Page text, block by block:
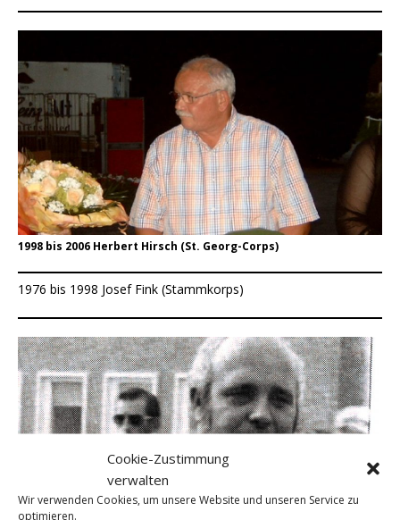
Cookie-Zustimmung
verwalten
Wir verwenden Cookies, um unsere Website und unseren Service zu
optimieren.
1998 bis 2006 Herbert Hirsch (St. Georg-Corps)
1976 bis 1998 Josef Fink (Stammkorps)